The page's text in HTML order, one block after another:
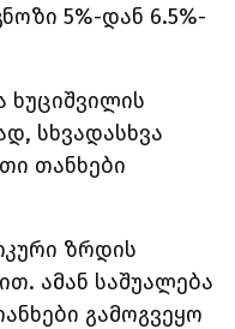
5%-დან 6.5%-
ხუციშვილის
სხვადასხვა
თანხები
ზრდის
ამან საშუალება
გამოგვეყო